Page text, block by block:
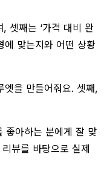
셋째는 ‘가격 대비 완
에 맞는지와 어떤 상황
을 만들어줘요. 셋째,
좋아하는 분에게 잘 맞
뷰를 바탕으로 실제